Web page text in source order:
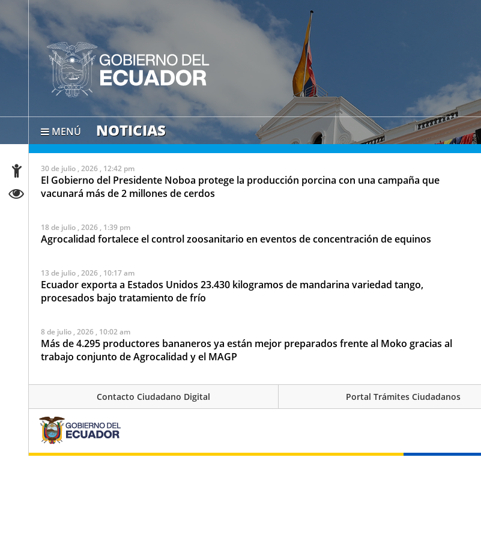
MENÚ NOTICIAS
30 de julio , 2026 , 12:42 pm
El Gobierno del Presidente Noboa protege la producción porcina con una campaña que
vacunará más de 2 millones de cerdos
18 de julio , 2026 , 1:39 pm
Agrocalidad fortalece el control zoosanitario en eventos de concentración de equinos
13 de julio , 2026 , 10:17 am
Ecuador exporta a Estados Unidos 23.430 kilogramos de mandarina variedad tango,
procesados bajo tratamiento de frío
8 de julio , 2026 , 10:02 am
Más de 4.295 productores bananeros ya están mejor preparados frente al Moko gracias al
trabajo conjunto de Agrocalidad y el MAGP
Servicios institucionales presentan intermitencias por afectación externa
10 de junio , 2026 , 2:50 pm
Reforzamos controles y limitamos la dispersión de Xylella fastidiosa: 8 positivos de 1.200
Contacto Ciudadano Digital Portal Trámites Ciudadanos